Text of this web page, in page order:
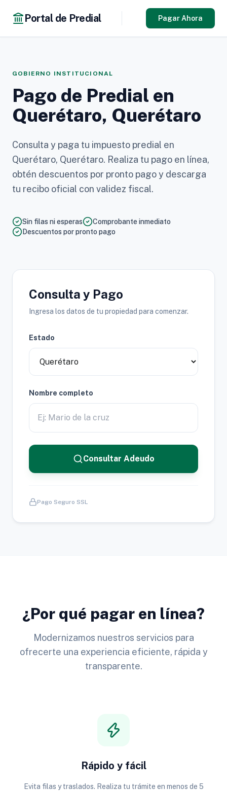
Portal de Predial Pagar Ahora
GOBIERNO INSTITUCIONAL
Pago de Predial en
Querétaro, Querétaro
Consulta y paga tu impuesto predial en
Querétaro, Querétaro. Realiza tu pago en línea,
obtén descuentos por pronto pago y descarga
tu recibo oficial con validez fiscal.
Sin filas ni esperas
Comprobante inmediato
Descuentos por pronto pago
Consulta y Pago
Ingresa los datos de tu propiedad para comenzar.
Estado
Nombre completo
Consultar Adeudo
Pago Seguro SSL
¿Por qué pagar en línea?
Modernizamos nuestros servicios para
ofrecerte una experiencia eficiente, rápida y
transparente.
Rápido y fácil
Evita filas y traslados. Realiza tu trámite en menos de 5